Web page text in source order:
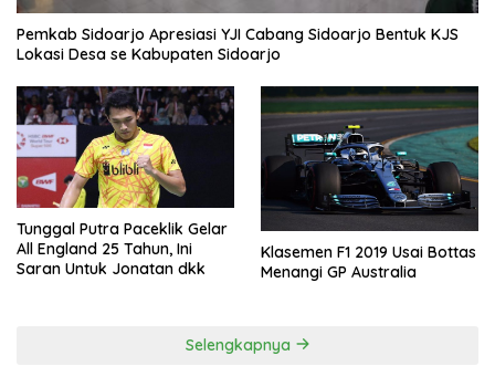
Pemkab Sidoarjo Apresiasi YJI Cabang Sidoarjo Bentuk KJS
Lokasi Desa se Kabupaten Sidoarjo
Tunggal Putra Paceklik Gelar
All England 25 Tahun, Ini
Saran Untuk Jonatan dkk
Klasemen F1 2019 Usai Bottas
Menangi GP Australia
Selengkapnya